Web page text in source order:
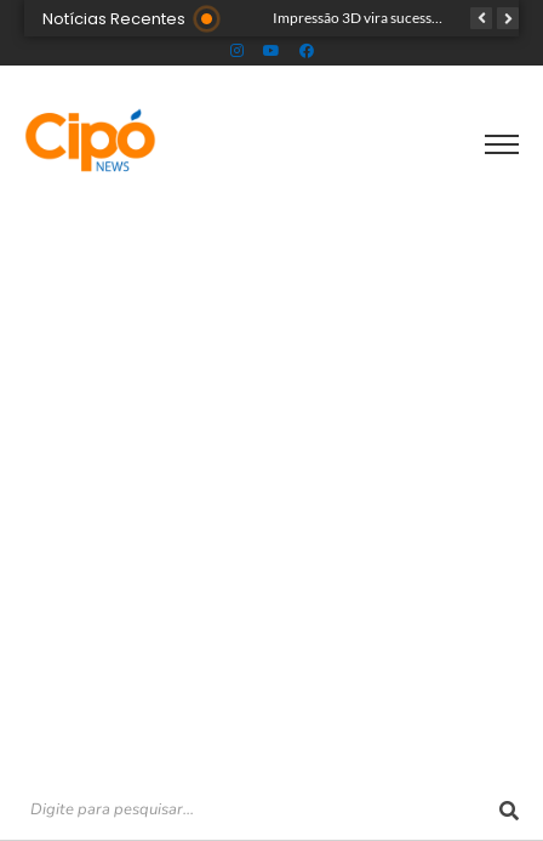
Notícias Recentes
Artista plástica Raíssa Alvarenga expõe suas obras na Feira de Negócios do Novenário em Cruzeiro do Sul Cinco acreanos mortos em acidente trágico na BR-364 são velados juntos